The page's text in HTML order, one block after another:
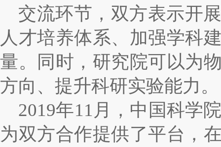
交流环节，双方表示开
人才培养体系、加强学科
量。同时，研究院可以为
方向、提升科研实验能力。
2019年11 月，中国科学
为双方合作提供了平台，